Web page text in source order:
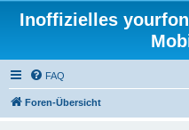
Inoffizielles
FAQ
Foren-Übersicht